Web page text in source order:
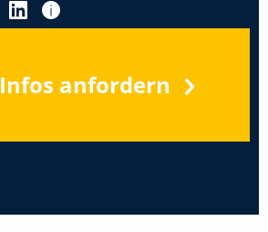
Infos anfordern